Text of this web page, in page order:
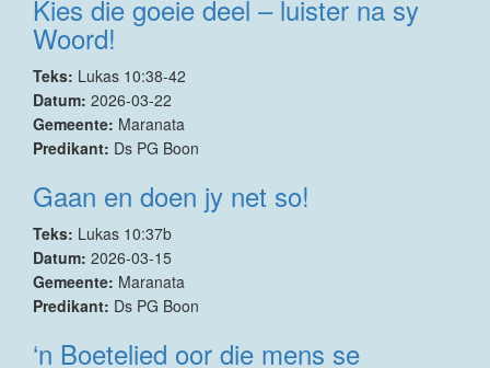
Kies die goeie deel – luister na sy
Woord!
Teks: Lukas 10:38-42
Datum: 2026-03-22
Gemeente: Maranata
Predikant: Ds PG Boon
Gaan en doen jy net so!
Teks: Lukas 10:37b
Datum: 2026-03-15
Gemeente: Maranata
Predikant: Ds PG Boon
‘n Boetelied oor die mens se